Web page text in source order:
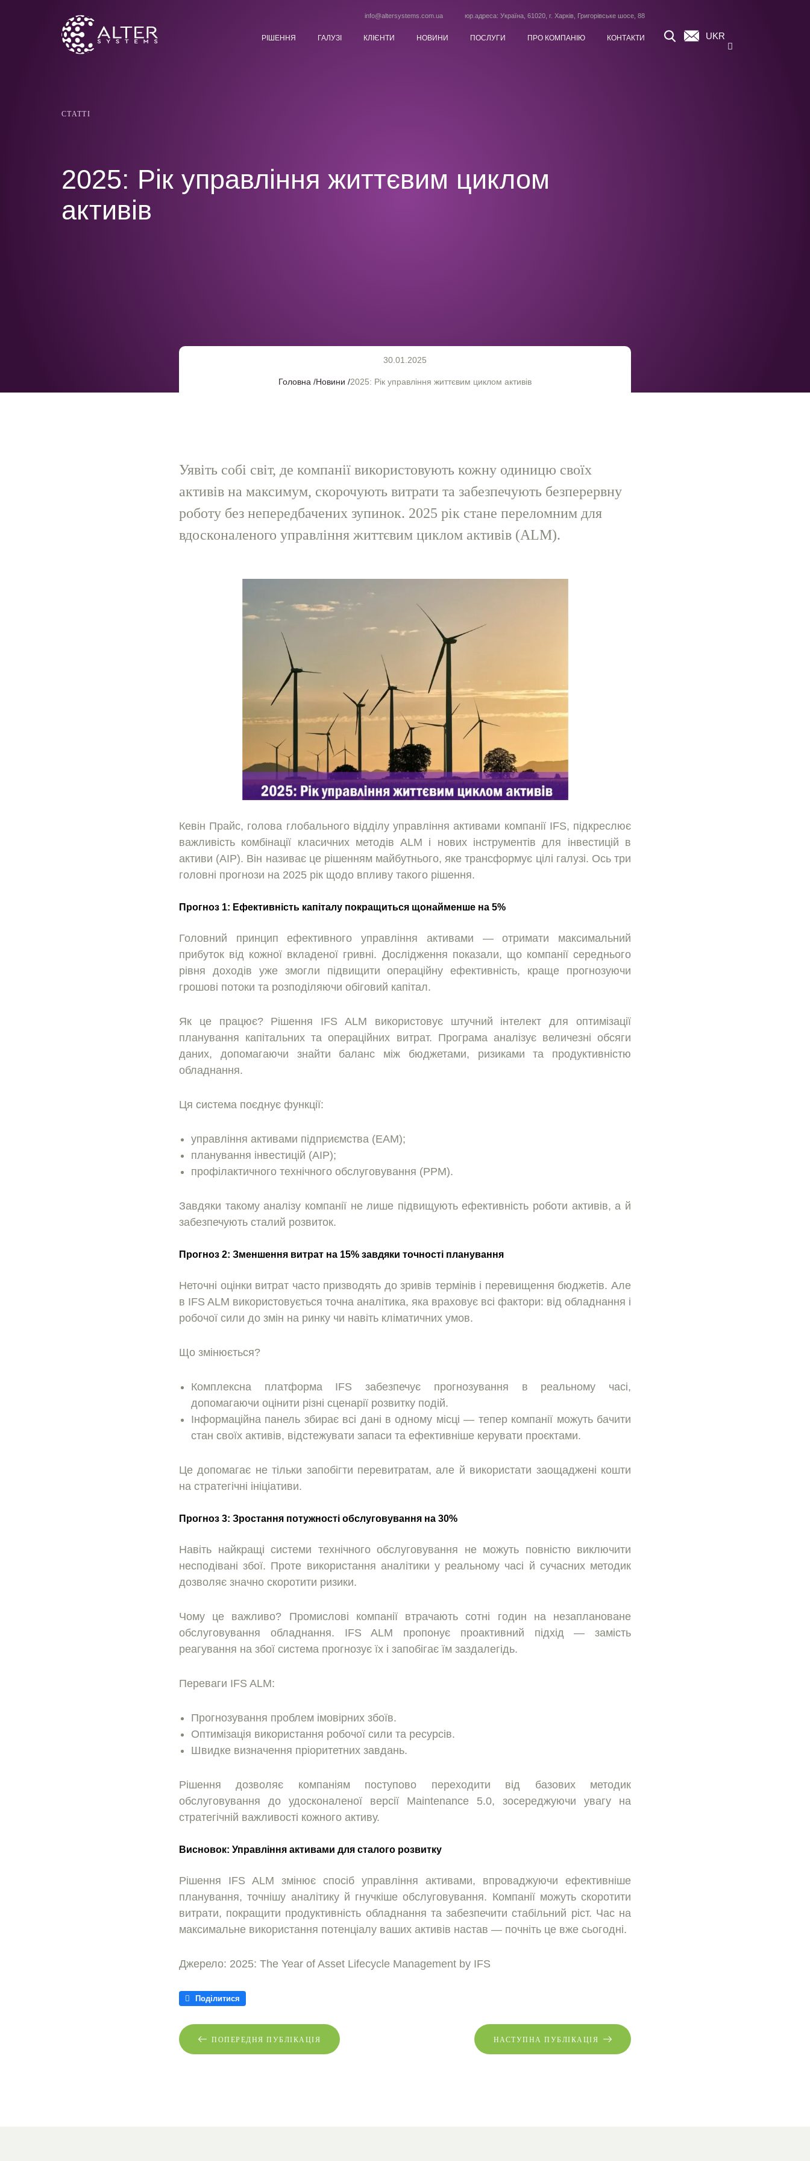
info@altersystems.com.ua юр.адреса: Україна, 61020, г. Харків, Григорівське шосе, 88
РІШЕННЯ ГАЛУЗІ КЛІЄНТИ НОВИНИ ПОСЛУГИ ПРО КОМПАНІЮ КОНТАКТИ UKR
СТАТТІ
2025: Рiк управлiння життєвим циклом
активiв
30.01.2025
Головна Новини 2025: Рiк управлiння життєвим циклом активiв
Уявiть собi свiт, де компанiї використовують кожну одиницю своїх
активiв на максимум, скорочують витрати та забезпечують безперервну
роботу без непередбачених зупинок. 2025 рiк стане переломним для
вдосконаленого управлiння життєвим циклом активiв (ALM).
Кевiн Прайс, голова глобального вiддiлу управлiння активами компанiї IFS, пiдкреслює
важливiсть комбiнацiї класичних методiв ALM i нових iнструментiв для iнвестицiй в
активи (AIP). Вiн називає це рiшенням майбутнього, яке трансформує цiлi галузi. Ось три
головнi прогнози на 2025 рiк щодо впливу такого рiшення.
Прогноз 1: Ефективнiсть капiталу покращиться щонайменше на 5%
Головний принцип ефективного управлiння активами — отримати максимальний
прибуток вiд кожної вкладеної гривнi. Дослiдження показали, що компанiї середнього
рiвня доходiв уже змогли пiдвищити операцiйну ефективнiсть, краще прогнозуючи
грошовi потоки та розподiляючи обiговий капiтал.
Як це працює? Рiшення IFS ALM використовує штучний iнтелект для оптимiзацiї
планування капiтальних та операцiйних витрат. Програма аналiзує величезнi обсяги
даних, допомагаючи знайти баланс мiж бюджетами, ризиками та продуктивнiстю
обладнання.
Ця система поєднує функцiї:
управлiння активами пiдприємства (EAM);
планування iнвестицiй (AIP);
профілактичного технiчного обслуговування (PPM).
Завдяки такому аналiзу компанiї не лише пiдвищують ефективнiсть роботи активiв, а й
забезпечують сталий розвиток.
Прогноз 2: Зменшення витрат на 15% завдяки точностi планування
Неточні оцiнки витрат часто призводять до зривiв термiнiв i перевищення бюджетiв. Але
в IFS ALM використовується точна аналітика, яка враховує всi фактори: вiд обладнання i
робочої сили до змiн на ринку чи навіть кліматичних умов.
Що змінюється?
Комплексна платформа IFS забезпечує прогнозування в реальному часi,
допомагаючи оцiнити рiзнi сценарiї розвитку подiй.
Iнформацiйна панель збирає всi данi в одному мiсцi — тепер компанiї можуть бачити
стан своїх активiв, вiдстежувати запаси та ефективнiше керувати проєктами.
Це допомагає не тiльки запобiгти перевитратам, але й використати заощадженi кошти
на стратегiчнi iнiцiативи.
Прогноз 3: Зростання потужностi обслуговування на 30%
Навiть найкращi системи технiчного обслуговування не можуть повнiстю виключити
несподiванi збої. Проте використання аналiтики у реальному часi й сучасних методик
дозволяє значно скоротити ризики.
Чому це важливо? Промисловi компанiї втрачають сотнi годин на незаплановане
обслуговування обладнання. IFS ALM пропонує проактивний пiдхiд — замiсть
реагування на збої система прогнозує їх і запобiгає їм заздалегiдь.
Переваги IFS ALM:
Прогнозування проблем iмовiрних збоїв.
Оптимiзацiя використання робочої сили та ресурсiв.
Швидке визначення прiоритетних завдань.
Рiшення дозволяє компанiям поступово переходити вiд базових методик
обслуговування до удосконаленої версiї Maintenance 5.0, зосереджуючи увагу на
стратегiчнiй важливостi кожного активу.
Висновок: Управлiння активами для сталого розвитку
Рішення IFS ALM змiнює спосiб управлiння активами, впроваджуючи ефективнiше
планування, точнiшу аналітику й гнучкiше обслуговування. Компанiї можуть скоротити
витрати, покращити продуктивнiсть обладнання та забезпечити стабiльний рiст. Час на
максимальне використання потенцiалу ваших активiв настав — почнiть це вже сьогоднi.
Джерело: 2025: The Year of Asset Lifecycle Management by IFS
Поділитися
ПОПЕРЕДНЯ ПУБЛІКАЦІЯ НАСТУПНА ПУБЛІКАЦІЯ